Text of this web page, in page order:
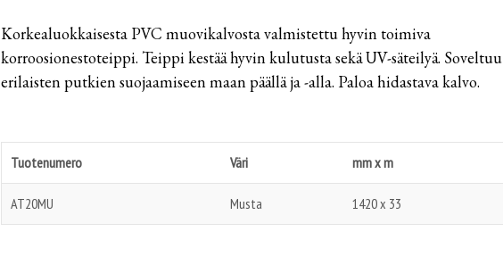
Korkealuokkaisesta PVC muovikalvosta valmistettu hyvin toimiva
korroosionestoteippi. Teippi kestää hyvin kulutusta sekä UV-säteilyä. Soveltuu
erilaisten putkien suojaamiseen maan päällä ja -alla. Paloa hidastava kalvo.
Tuotenumero Väri mm x m
AT20MU Musta 1420 x 33